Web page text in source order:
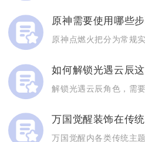
原神需要使用哪些
如何解锁光遇云辰
万国觉醒装饰在传